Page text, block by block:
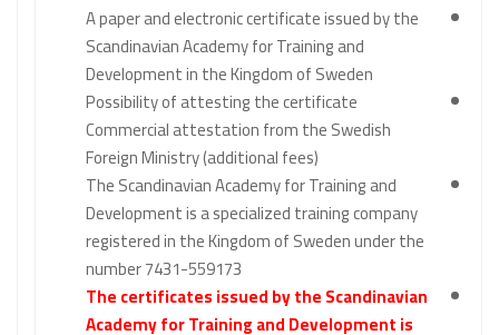
A paper and electronic certificate issued by the
Scandinavian Academy for Training and
Development in the Kingdom of Sweden
Possibility of attesting the certificate
Commercial attestation from the Swedish
Foreign Ministry (additional fees)
The Scandinavian Academy for Training and
Development is a specialized training company
registered in the Kingdom of Sweden under the
number 7431-559173
The certificates issued by the Scandinavian
Academy for Training and Development is